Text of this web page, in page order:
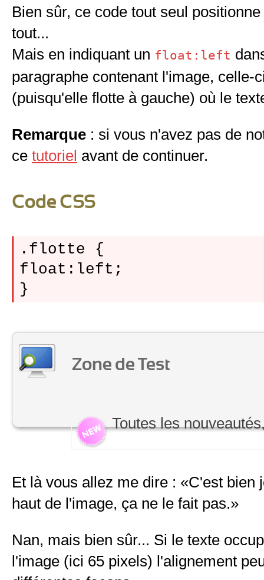
Bien sûr, ce code tout seul
tout...
Mais en indiquant un float:left
paragraphe contenant l'image, celle-
(puisqu'elle flotte à gauche) où le
Remarque : si vous n'avez pas de
ce tutoriel avant de continuer.
Code CSS
.flotte {
float:left;
Zone de Test
Toutes les
Et là vous allez me dire :
C'est bien
haut de l'image, ça ne le fait pas.
Nan, mais bien sûr... Si le texte
l'image (ici 65 pixels) l'alignement